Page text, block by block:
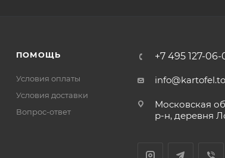
ПОМОЩЬ
Условия оплаты
Условия доставки
Вопрос-ответ
+7 495 127-06-
Московская
р-н, деревня